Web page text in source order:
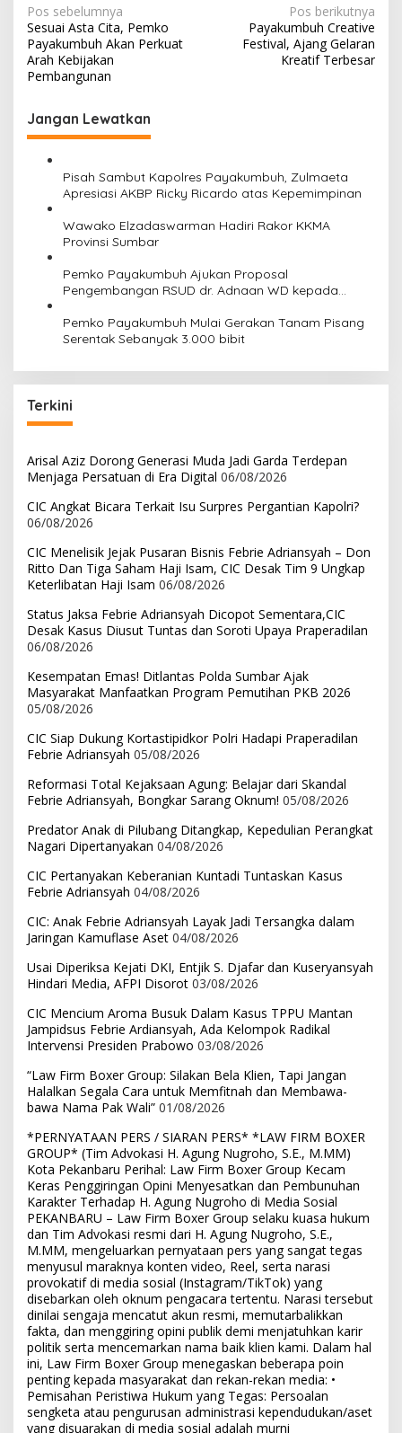
N
a
v
i
g
a
Pos sebelumnya
Sesuai Asta Cita, Pemko
Payakumbuh Akan Perkuat
Arah Kebijakan
Pembangunan
Pos berikutnya
Payakumbuh Creative
Festival, Ajang Gelaran
Kreatif Terbesar
Jangan Lewatkan
Pisah Sambut Kapolres Payakumbuh, Zulmaeta
Apresiasi AKBP Ricky Ricardo atas Kepemimpinan
Wawako Elzadaswarman Hadiri Rakor KKMA
Provinsi Sumbar
Pemko Payakumbuh Ajukan Proposal
Pengembangan RSUD dr. Adnaan WD kepada
Pemko Payakumbuh Mulai Gerakan Tanam Pisang
Serentak Sebanyak 3.000 bibit
Terkini
Arisal Aziz Dorong Generasi Muda Jadi Garda Terdepan
Menjaga Persatuan di Era Digital 06/08/2026
CIC Angkat Bicara Terkait Isu Surpres Pergantian Kapolri?
06/08/2026
CIC Menelisik Jejak Pusaran Bisnis Febrie Adriansyah – Don
Ritto Dan Tiga Saham Haji Isam, CIC Desak Tim 9 Ungkap
Keterlibatan Haji Isam 06/08/2026
Status Jaksa Febrie Adriansyah Dicopot Sementara,CIC
Desak Kasus Diusut Tuntas dan Soroti Upaya Praperadilan
06/08/2026
Kesempatan Emas! Ditlantas Polda Sumbar Ajak
Masyarakat Manfaatkan Program Pemutihan PKB 2026
05/08/2026
CIC Siap Dukung Kortastipidkor Polri Hadapi Praperadilan
Febrie Adriansyah 05/08/2026
Reformasi Total Kejaksaan Agung: Belajar dari Skandal
Febrie Adriansyah, Bongkar Sarang Oknum! 05/08/2026
Predator Anak di Pilubang Ditangkap, Kepedulian Perangkat
Nagari Dipertanyakan 04/08/2026
CIC Pertanyakan Keberanian Kuntadi Tuntaskan Kasus
Febrie Adriansyah 04/08/2026
CIC: Anak Febrie Adriansyah Layak Jadi Tersangka dalam
Jaringan Kamuflase Aset 04/08/2026
Usai Diperiksa Kejati DKI, Entjik S. Djafar dan Kuseryansyah
Hindari Media, AFPI Disorot 03/08/2026
CIC Mencium Aroma Busuk Dalam Kasus TPPU Mantan
Jampidsus Febrie Ardiansyah, Ada Kelompok Radikal
Intervensi Presiden Prabowo 03/08/2026
“Law Firm Boxer Group: Silakan Bela Klien, Tapi Jangan
Halalkan Segala Cara untuk Memfitnah dan Membawa-
bawa Nama Pak Wali” 01/08/2026
*PERNYATAAN PERS / SIARAN PERS* *LAW FIRM BOXER
GROUP* (Tim Advokasi H. Agung Nugroho, S.E., M.MM)
Kota Pekanbaru Perihal: Law Firm Boxer Group Kecam
Keras Penggiringan Opini Menyesatkan dan Pembunuhan
Karakter Terhadap H. Agung Nugroho di Media Sosial
PEKANBARU – Law Firm Boxer Group selaku kuasa hukum
dan Tim Advokasi resmi dari H. Agung Nugroho, S.E.,
M.MM, mengeluarkan pernyataan pers yang sangat tegas
menyusul maraknya konten video, Reel, serta narasi
provokatif di media sosial (Instagram/TikTok) yang
disebarkan oleh oknum pengacara tertentu. Narasi tersebut
dinilai sengaja mencatut akun resmi, memutarbalikkan
fakta, dan menggiring opini publik demi menjatuhkan karir
politik serta mencemarkan nama baik klien kami. Dalam hal
ini, Law Firm Boxer Group menegaskan beberapa poin
penting kepada masyarakat dan rekan-rekan media: •
Pemisahan Peristiwa Hukum yang Tegas: Persoalan
sengketa atau pengurusan administrasi kependudukan/aset
yang disuarakan di media sosial adalah murni